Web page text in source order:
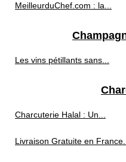
MeilleurduChef.com : la...
Les vins pétillants sans...
Charcuterie Halal : Un...
Livraison Gratuite en